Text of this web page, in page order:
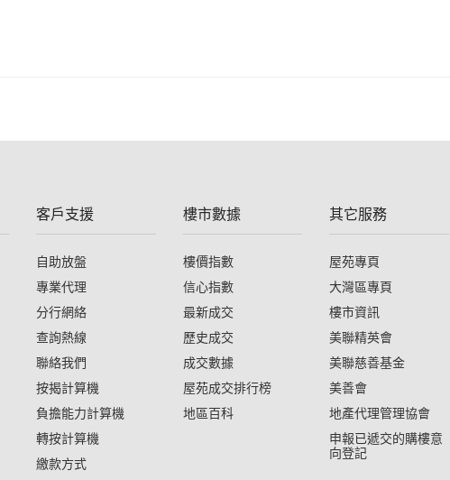
客戶支援
自助放盤
專業代理
分行網絡
查詢熱線
聯絡我們
按揭計算機
負擔能力計算機
轉按計算機
繳款方式
樓市數據
樓價指數
信心指數
最新成交
歷史成交
成交數據
屋苑成交排行榜
地區百科
其它服務
屋苑專頁
大灣區專頁
樓市資訊
美聯精英會
美聯慈善基金
美善會
地產代理管理協會
申報已遞交的購樓意
向登記